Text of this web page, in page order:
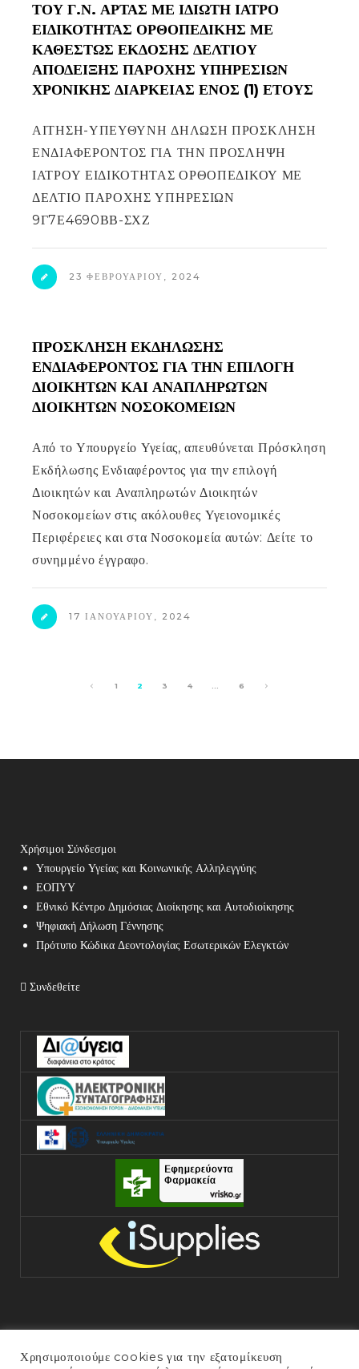
ΤΟΥ Γ.Ν. ΑΡΤΑΣ ΜΕ ΙΔΙΩΤΗ ΙΑΤΡΟ
ΕΙΔΙΚΟΤΗΤΑΣ ΟΡΘΟΠΕΔΙΚΗΣ ΜΕ
ΚΑΘΕΣΤΩΣ ΕΚΔΟΣΗΣ ΔΕΛΤΙΟΥ
ΑΠΟΔΕΙΞΗΣ ΠΑΡΟΧΗΣ ΥΠΗΡΕΣΙΩΝ
ΧΡΟΝΙΚΗΣ ΔΙΑΡΚΕΙΑΣ ΕΝΟΣ (1) ΕΤΟΥΣ
ΑΙΤΗΣΗ-ΥΠΕΥΘΥΝΗ ΔΗΛΩΣΗ ΠΡΟΣΚΛΗΣΗ
ΕΝΔΙΑΦΕΡΟΝΤΟΣ ΓΙΑ ΤΗΝ ΠΡΟΣΛΗΨΗ
ΙΑΤΡΟΥ ΕΙΔΙΚΟΤΗΤΑΣ ΟΡΘΟΠΕΔΙΚΟΥ ΜΕ
ΔΕΛΤΙΟ ΠΑΡΟΧΗΣ ΥΠΗΡΕΣΙΩΝ
9Γ7Ε4690ΒΒ-ΣΧΖ
23 ΦΕΒΡΟΥΑΡΊΟΥ, 2024
ΠΡΌΣΚΛΗΣΗ ΕΚΔΉΛΩΣΗΣ
ΕΝΔΙΑΦΈΡΟΝΤΟΣ ΓΙΑ ΤΗΝ ΕΠΙΛΟΓΉ
ΔΙΟΙΚΗΤΏΝ ΚΑΙ ΑΝΑΠΛΗΡΩΤΏΝ
ΔΙΟΙΚΗΤΏΝ ΝΟΣΟΚΟΜΕΊΩΝ
Από το Υπουργείο Υγείας, απευθύνεται Πρόσκληση
Εκδήλωσης Ενδιαφέροντος για την επιλογή
Διοικητών και Αναπληρωτών Διοικητών
Νοσοκομείων στις ακόλουθες Υγειονομικές
Περιφέρειες και στα Νοσοκομεία αυτών: Δείτε το
συνημμένο έγγραφο.
17 ΙΑΝΟΥΑΡΊΟΥ, 2024
1 2 3 4 6
Χρήσιμοι Σύνδεσμοι
Υπουργείο Υγείας και Κοινωνικής Αλληλεγγύης
ΕΟΠΥΥ
Εθνικό Κέντρο Δημόσιας Διοίκησης και Αυτοδιοίκησης
Ψηφιακή Δήλωση Γέννησης
Πρότυπο Κώδικα Δεοντολογίας Εσωτερικών Ελεγκτών
Συνδεθείτε
Χρησιμοποιούμε cookies για την εξατομίκευση